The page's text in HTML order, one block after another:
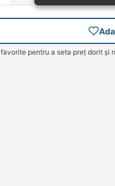
pentru a seta preț dorit